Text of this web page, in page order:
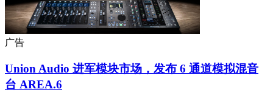
广告
Union Audio 进军模块市场，发布 6 通道模拟混音
台 AREA.6